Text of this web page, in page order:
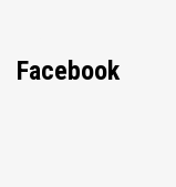
Facebook